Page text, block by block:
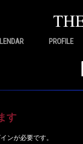
PROFILE
す
ンが必要です。